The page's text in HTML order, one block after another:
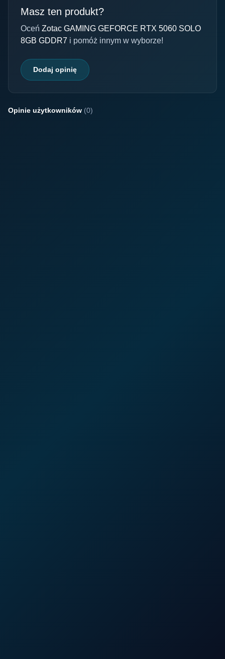
Masz ten produkt?
Oceń Zotac GAMING GEFORCE RTX 5060 SOLO
8GB GDDR7 i pomóż innym w wyborze!
Dodaj opinię
Opinie użytkowników (0)